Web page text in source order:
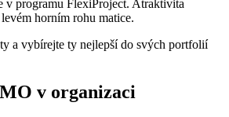
v programu FlexiProject. Atraktivita
horním rohu matice.
v organizaci